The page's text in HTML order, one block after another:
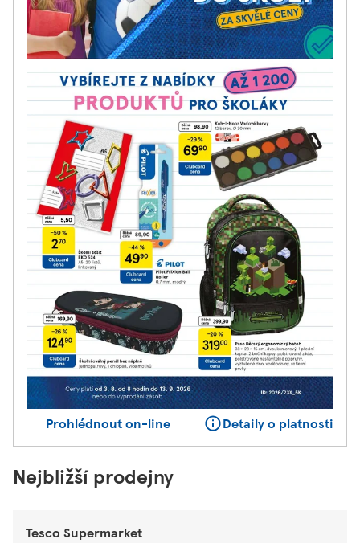
Prohlédnout on-line Detaily o platnosti
Nejbližší prodejny
Tesco Supermarket